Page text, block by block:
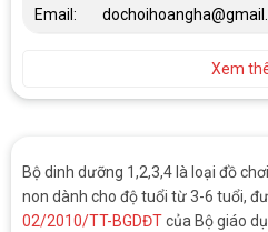
Bộ dinh dưỡng 1,2,3,4 là loại đồ
non dành cho độ tuổi từ 3-6 tuổi,
02/2010/TT-BGDĐTcủa Bộ giáo
Email:
Xem